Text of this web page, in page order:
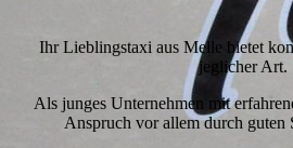
Ihr Lieblingstaxi aus Melle bietet
jeglicher Art.
Als junges Unternehmen mit
Anspruch vor allem durch guten